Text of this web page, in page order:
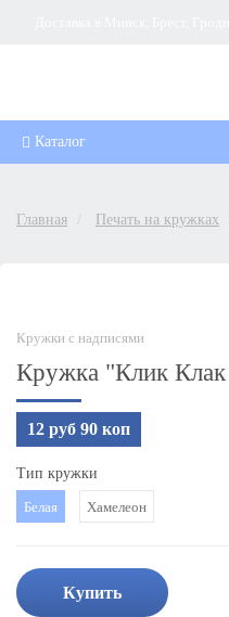
Барановичи, Новополоцк,
Каталог
Главная Печать на кружках
Кружки с надписями
Кружка "Клик
12 руб 90 коп
Тип кружки
Белая Хамелеон
Купить